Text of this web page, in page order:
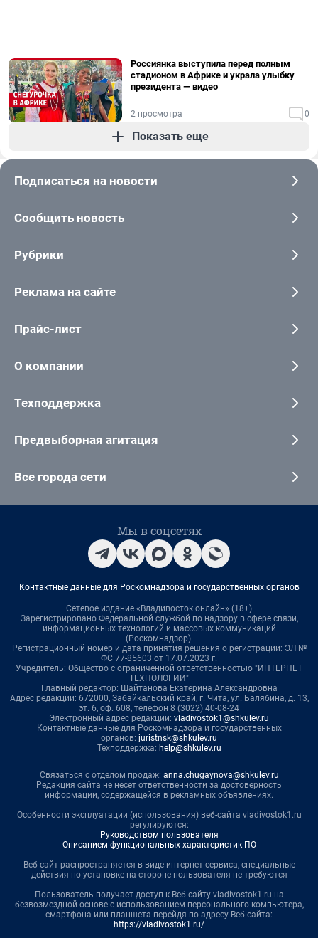
Россиянка выступила перед полным
стадионом в Африке и украла улыбку
президента — видео
2 просмотра 0
Показать еще
Подписаться на новости
Сообщить новость
Рубрики
Реклама на сайте
Прайс-лист
О компании
Техподдержка
Предвыборная агитация
Все города сети
Мы в соцсетях
Контактные данные для Роскомнадзора и государственных органов
Сетевое издание «Владивосток онлайн» (18+)
Зарегистрировано Федеральной службой по надзору в сфере связи,
информационных технологий и массовых коммуникаций
(Роскомнадзор).
Регистрационный номер и дата принятия решения о регистрации: ЭЛ №
ФС 77-85603 от 17.07.2023 г.
Учредитель: Общество с ограниченной ответственностью "ИНТЕРНЕТ
ТЕХНОЛОГИИ"
Главный редактор: Шайтанова Екатерина Александровна
Адрес редакции: 672000, Забайкальский край, г. Чита, ул. Балябина, д. 13,
эт. 6, оф. 608, телефон 8 (3022) 40-08-24
Электронный адрес редакции: vladivostok1@shkulev.ru
Контактные данные для Роскомнадзора и государственных
органов: juristnsk@shkulev.ru
Техподдержка: help@shkulev.ru
Связаться с отделом продаж: anna.chugaynova@shkulev.ru
Редакция сайта не несет ответственности за достоверность
информации, содержащейся в рекламных объявлениях.
Особенности эксплуатации (использования) веб-сайта vladivostok1.ru
регулируются:
Руководством пользователя
Описанием функциональных характеристик ПО
Веб-сайт распространяется в виде интернет-сервиса, специальные
действия по установке на стороне пользователя не требуются
Пользователь получает доступ к Веб-сайту vladivostok1.ru на
безвозмездной основе с использованием персонального компьютера,
смартфона или планшета перейдя по адресу Веб-сайта:
https://vladivostok1.ru/